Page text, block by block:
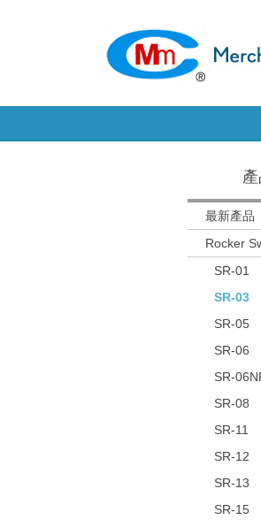
最新產品
Rocker
SR-01
SR-03
SR-05
SR-06
SR-
SR-08
SR-11
SR-12
SR-13
SR-15